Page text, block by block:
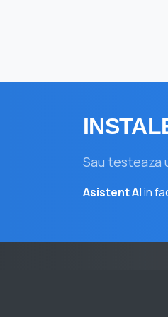
Sau testeaza
Asistent AIin